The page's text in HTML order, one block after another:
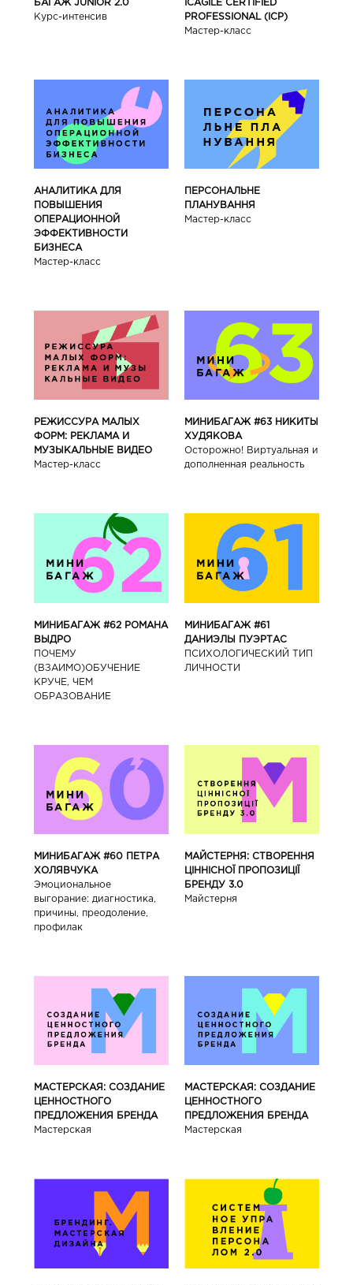
БАГАЖ JUNIOR 2.0
Курс-интенсив
ICAGILE CERTIFIED
PROFESSIONAL (ICP)
Мастер-класс
АНАЛИТИКА ДЛЯ
ПОВЫШЕНИЯ
ОПЕРАЦИОННОЙ
ЭФФЕКТИВНОСТИ
БИЗНЕСА
Мастер-класс
ПЕРСОНАЛЬНЕ
ПЛАНУВАННЯ
Мастер-класс
РЕЖИССУРА МАЛЫХ
ФОРМ: РЕКЛАМА И
МУЗЫКАЛЬНЫЕ ВИДЕО
Мастер-класс
МИНИБАГАЖ #63 НИКИТЫ
ХУДЯКОВА
Осторожно! Виртуальная и
дополненная реальность
МИНИБАГАЖ #62 РОМАНА
ВЫДРО
ПОЧЕМУ
(ВЗАИМО)ОБУЧЕНИЕ
КРУЧЕ, ЧЕМ
ОБРАЗОВАНИЕ
МИНИБАГАЖ #61
ДАНИЭЛЫ ПУЭРТАС
ПСИХОЛОГИЧЕСКИЙ ТИП
ЛИЧНОСТИ
МИНИБАГАЖ #60 ПЕТРА
ХОЛЯВЧУКА
Эмоциональное
выгорание: диагностика,
причины, преодоление,
профилак
МАЙСТЕРНЯ: СТВОРЕННЯ
ЦІННІСНОЇ ПРОПОЗИЦІЇ
БРЕНДУ 3.0
Майстерня
МАСТЕРСКАЯ: СОЗДАНИЕ
ЦЕННОСТНОГО
ПРЕДЛОЖЕНИЯ БРЕНДА
Мастерская
МАСТЕРСКАЯ: СОЗДАНИЕ
ЦЕННОСТНОГО
ПРЕДЛОЖЕНИЯ БРЕНДА
Мастерская